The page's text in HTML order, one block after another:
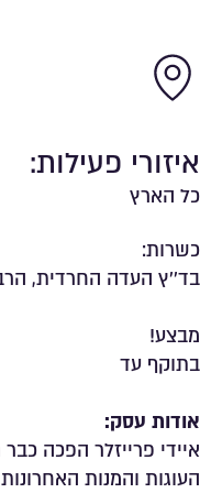
איזורי פעילות:
כל הארץ
כשרות:
בד''ץ העדה החרדית,
מבצע!
בתוקף עד
אודות עסק:
איידי פרייזלר הפכה
העוגות והמנות